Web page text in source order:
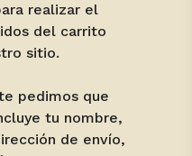
realizar el
del carrito
sitio.
pedimos que
tu nombre,
de envío,